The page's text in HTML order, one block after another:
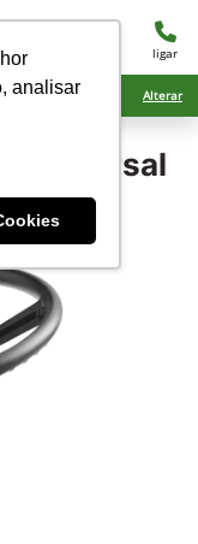
analisar
ligar
Alterar
Universal